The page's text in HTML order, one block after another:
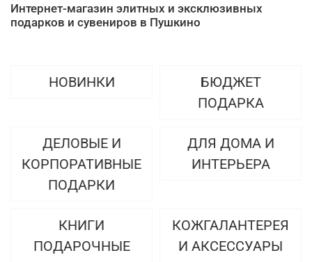
Интернет-магазин элитных и эксклюзивных
подарков и сувениров в Пушкино
НОВИНКИ
БЮДЖЕТ
ПОДАРКА
ДЕЛОВЫЕ И
КОРПОРАТИВНЫЕ
ПОДАРКИ
ДЛЯ ДОМА И
ИНТЕРЬЕРА
КНИГИ
ПОДАРОЧНЫЕ
КОЖГАЛАНТЕРЕЯ
И АКСЕССУАРЫ